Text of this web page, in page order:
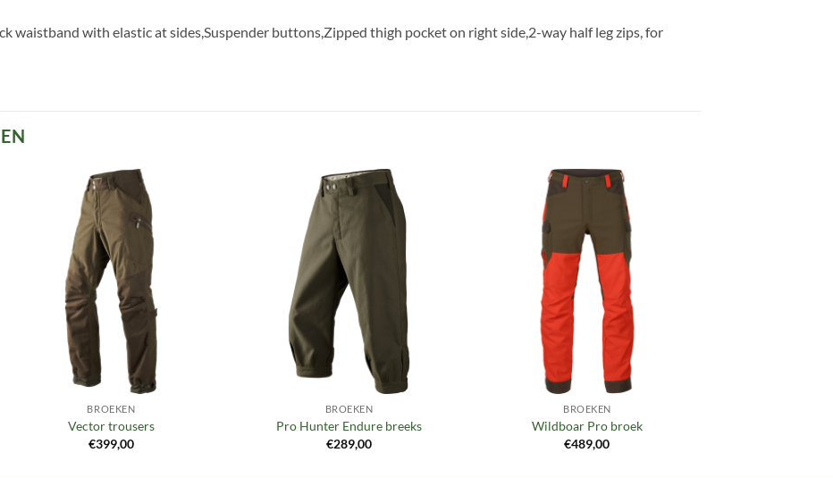
waistband with elastic at sides,Suspender buttons,Zipped thigh pocket on right side,2-way half leg zips, for
BROEKEN
Vector trousers
€399,00
Toevoegen
BROEKEN
Pro Hunter Endure breeks
€289,00
BROEKEN
Wildboar Pro broek
€489,00